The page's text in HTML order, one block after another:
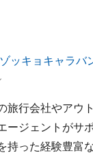
旅行会社やアウ
ージェントがサ
った経験豊富